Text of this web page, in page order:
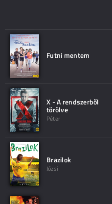
Futni mentem
X - A rendszerből
törölve
Péter
Brazilok
Józsi